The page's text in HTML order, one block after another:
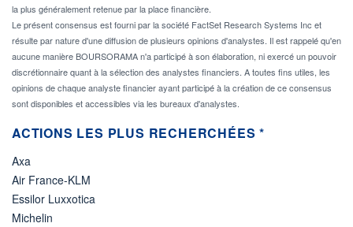
la plus généralement retenue par la place financière.
Le présent consensus est fourni par la société FactSet Research Systems Inc et
résulte par nature d'une diffusion de plusieurs opinions d'analystes. Il est rappelé qu'en
aucune manière BOURSORAMA n'a participé à son élaboration, ni exercé un pouvoir
discrétionnaire quant à la sélection des analystes financiers. A toutes fins utiles, les
opinions de chaque analyste financier ayant participé à la création de ce consensus
sont disponibles et accessibles via les bureaux d'analystes.
ACTIONS LES PLUS RECHERCHÉES *
Axa
Air France-KLM
Essilor Luxxotica
Michelin